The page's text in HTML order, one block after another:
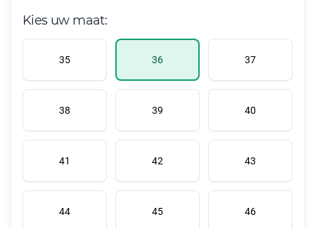
Kies uw maat:
35 36 37
38 39 40
41 42 43
44 45 46